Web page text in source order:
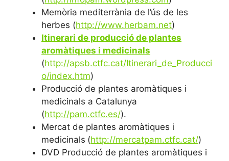
Memòria mediterrània de l’ús de les
herbes (http://www.herbam.net)
Itinerari de producció de plantes
aromàtiques i medicinals
(http://apsb.ctfc.cat/Itinerari_de_Producci
o/index.htm)
Producció de plantes aromàtiques i
medicinals a Catalunya
(http://pam.ctfc.es/).
Mercat de plantes aromàtiques i
medicinals (http://mercatpam.ctfc.cat/)
DVD Producció de plantes aromàtiques i